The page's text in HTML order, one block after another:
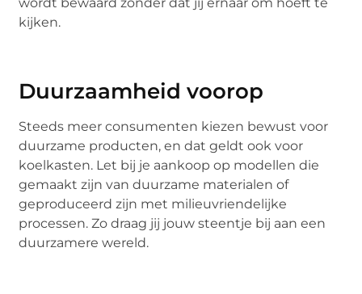
kijken.
Duurzaamheid voorop
Steeds meer consumenten kiezen bewust voor
duurzame producten, en dat geldt ook voor
koelkasten. Let bij je aankoop op modellen die
gemaakt zijn van duurzame materialen of
geproduceerd zijn met milieuvriendelijke
processen. Zo draag jij jouw steentje bij aan een
duurzamere wereld.